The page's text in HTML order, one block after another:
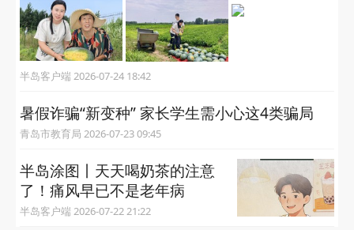
半岛客户端 2026-07-24 18:42
暑假诈骗“新变种” 家长学生需小心这4类骗局
青岛市教育局 2026-07-23 09:45
半岛涂图丨天天喝奶茶的注意
了！痛风早已不是老年病
半岛客户端 2026-07-22 21:22